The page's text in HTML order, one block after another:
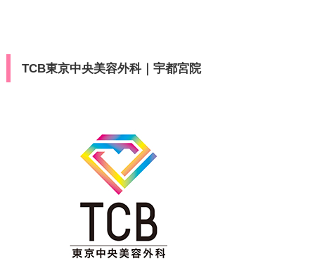
TCB東京中央美容外科｜宇都宮院